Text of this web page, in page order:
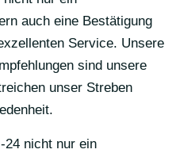
auch eine Bestätigung
Service. Unsere
sind unsere
unser Streben
24 nicht nur ein